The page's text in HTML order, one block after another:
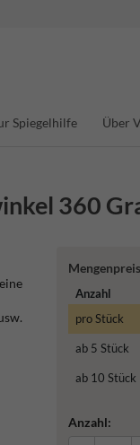
Spiegelhilfe Über
360
Anzahl
pro Stück
ab 5 Stück
ab 10 Stück
Anzahl: